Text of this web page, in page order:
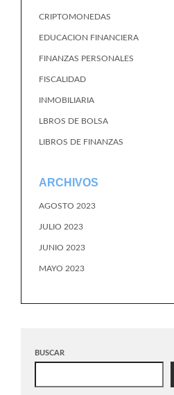
CRIPTOMONEDAS
EDUCACION FINANCIERA
FINANZAS PERSONALES
FISCALIDAD
INMOBILIARIA
LBROS DE BOLSA
LIBROS DE FINANZAS
ARCHIVOS
AGOSTO 2023
JULIO 2023
JUNIO 2023
MAYO 2023
BUSCAR